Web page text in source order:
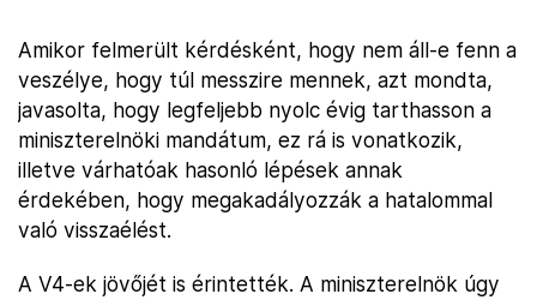
Amikor felmerült kérdésként, hogy nem áll-e fenn a
veszélye, hogy túl messzire mennek, azt mondta,
javasolta, hogy legfeljebb nyolc évig tarthasson a
miniszterelnöki mandátum, ez rá is vonatkozik,
illetve várhatóak hasonló lépések annak
érdekében, hogy megakadályozzák a hatalommal
való visszaélést.
A V4-ek jövőjét is érintették. A miniszterelnök úgy